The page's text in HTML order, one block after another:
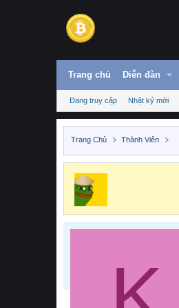
Trang chủ Diễn đàn
Đang truy cập Nhật ký mới
Trang Chủ Thành Viên